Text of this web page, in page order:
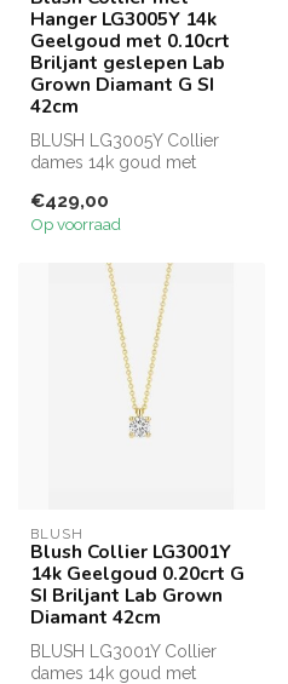
Hanger LG3005Y 14k
Geelgoud met 0.10crt
Briljant geslepen Lab
Grown Diamant G SI
42cm
BLUSH LG3005Y Collier
dames 14k goud met
grown dia...
€429,00
Op voorraad
BLUSH
Blush Collier LG3001Y
14k Geelgoud 0.20crt G
SI Briljant Lab Grown
Diamant 42cm
BLUSH LG3001Y Collier
dames 14k goud met